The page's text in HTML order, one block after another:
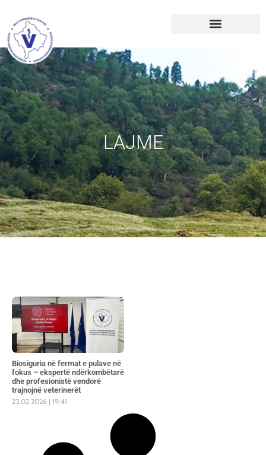
LAJME
Biosiguria në fermat e pulave në
fokus – ekspertë ndërkombëtarë
dhe profesionistë vendorë
trajnojnë veterinerët
23.02.2026
19:41